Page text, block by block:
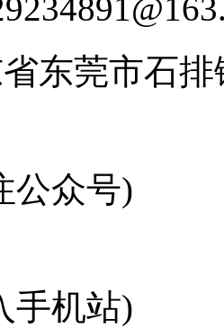
东莞市石
公众号)
手机站)